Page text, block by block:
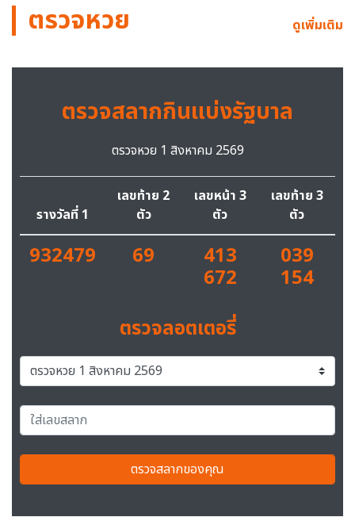
ตรวจหวย ดูเพิ่มเติม
ตรวจสลากกินแบ่งรัฐบาล
ตรวจหวย 1 สิงหาคม 2569
รางวัลที่ 1
เลขท้าย 2
ตัว
เลขหน้า 3
ตัว
เลขท้าย 3
ตัว
932479 69 413
672
039
154
ตรวจลอตเตอรี่
ตรวจสลากของคุณ